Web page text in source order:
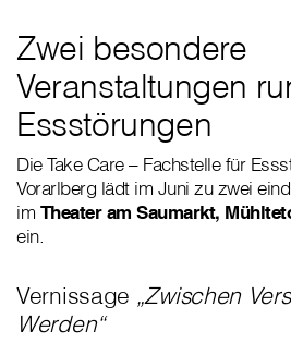
Zwei besondere
Veranstaltungen
Essstörungen
Die Take Care – Fachstelle für
Vorarlberg lädt im Juni zu zwei
im Theater am Saumarkt,
ein.
Vernissage „Zwischen
Werden“